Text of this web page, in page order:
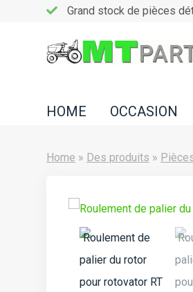
Occasion
Grand stock de pièces
HOME OCCASION
Home » Des produits »